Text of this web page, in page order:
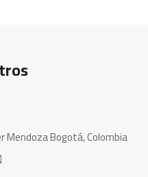
Mendoza Bogotá, Colombia